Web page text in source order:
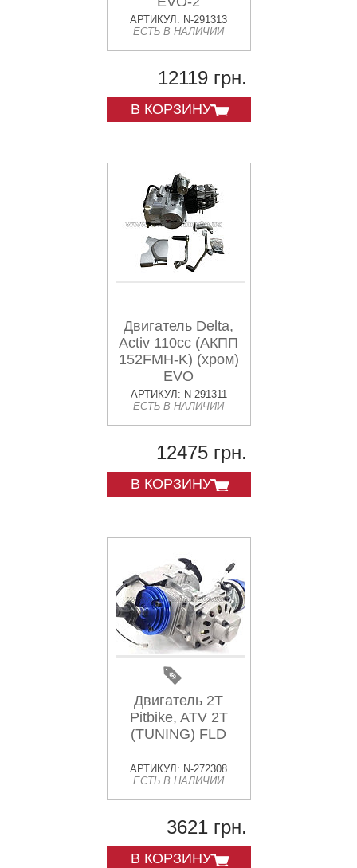
АРТИКУЛ: N-291313
ЕСТЬ В НАЛИЧИИ
12119 грн.
В КОРЗИНУ
Двигатель Delta,
Activ 110сc (AКПП
152FMH-K) (хром)
EVO
АРТИКУЛ: N-291311
ЕСТЬ В НАЛИЧИИ
12475 грн.
В КОРЗИНУ
Двигатель 2T
Pitbike, ATV 2T
(TUNING) FLD
АРТИКУЛ: N-272308
ЕСТЬ В НАЛИЧИИ
3621 грн.
В КОРЗИНУ